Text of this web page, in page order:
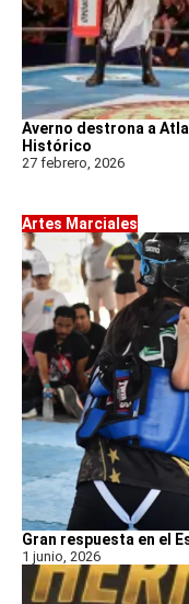
Averno destrona a
Histórico
27 febrero, 2026
Artes Marciales
Gran respuesta en el
1 junio, 2026